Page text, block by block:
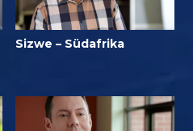
Sizwe – Südafrika